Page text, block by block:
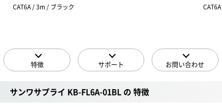
CAT6A / 3m / ブラック
特徴 サポート お問い合わせ
サンワサプライ KB-FL6A-01BL の 特徴